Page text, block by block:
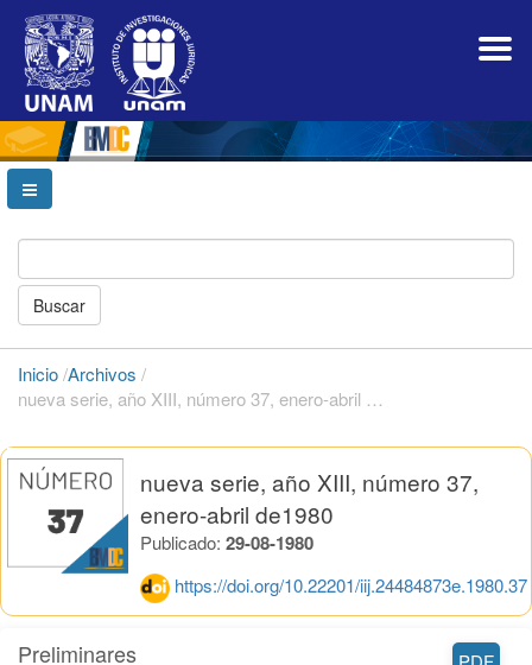
Navegación
principal
Contenido
principal
Barra
lateral
Buscar
Inicio/Archivos /
nueva serie, año XIII, número 37, enero-abril de1980
nueva serie, año XIII, número 37,
enero-abril de1980
Publicado: 29-08-1980
https://doi.org/10.22201/iij.24484873e.1980.37
Preliminares